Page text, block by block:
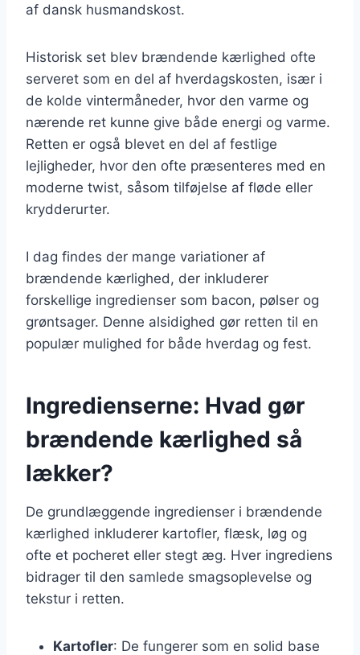
af dansk husmandskost.
Historisk set blev brændende kærlighed ofte
serveret som en del af hverdagskosten, især i
de kolde vintermåneder, hvor den varme og
nærende ret kunne give både energi og varme.
Retten er også blevet en del af festlige
lejligheder, hvor den ofte præsenteres med en
moderne twist, såsom tilføjelse af fløde eller
krydderurter.
I dag findes der mange variationer af
brændende kærlighed, der inkluderer
forskellige ingredienser som bacon, pølser og
grøntsager. Denne alsidighed gør retten til en
populær mulighed for både hverdag og fest.
Ingredienserne: Hvad gør
brændende kærlighed så
lækker?
De grundlæggende ingredienser i brændende
kærlighed inkluderer kartofler, flæsk, løg og
ofte et pocheret eller stegt æg. Hver ingrediens
bidrager til den samlede smagsoplevelse og
tekstur i retten.
Kartofler: De fungerer som en solid base